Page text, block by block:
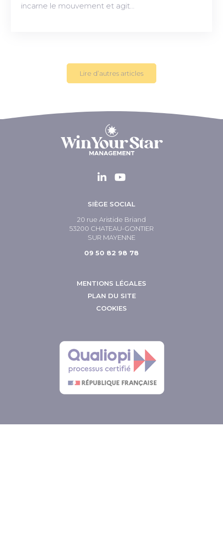
incarne le mouvement et agit…
Lire d’autres articles
SIÈGE SOCIAL
20 rue Aristide Briand
53200 CHATEAU-GONTIER
SUR MAYENNE
09 50 82 98 78
MENTIONS LÉGALES
PLAN DU SITE
COOKIES